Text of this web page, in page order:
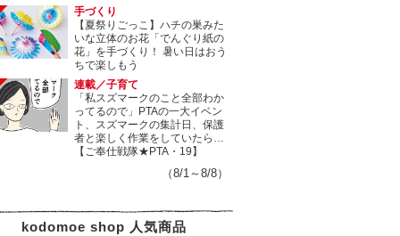
手づくり
【夏祭りごっこ】ハチの巣みた
いな立体のお花「でんぐり紙の
花」を手づくり！ 暑い日はおう
ちで楽しもう
連載／子育て
「私スズマークのこと全部わか
ってるので」PTAの一大イベン
ト、スズマークの集計日、保護
者と楽しく作業をしていたら…
【ご奉仕戦隊★PTA・19】
（8/1～8/8）
kodomoe shop 人気商品